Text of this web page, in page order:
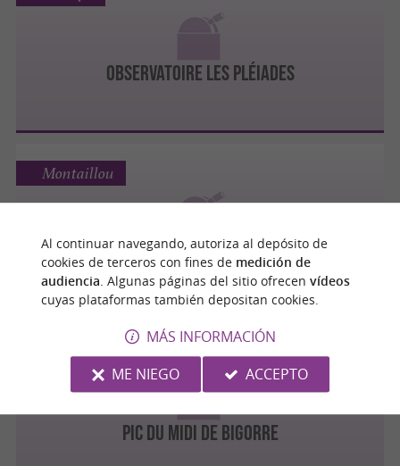
Observatoire Les Pléiades
Le Ciel et Vous
Montaillou
Pic du Midi de Bigorre
Bagnères-de-Bigorre
Al continuar navegando, autoriza al depósito de
cookies de terceros con fines de medición de
audiencia . Algunas páginas del sitio ofrecen vídeos
cuyas plataformas también depositan cookies.
MÁS INFORMACIÓN
ME NIEGO
ACCEPTO